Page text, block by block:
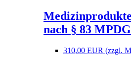
nach § 83 MPDG
310,00 EUR (zzgl.